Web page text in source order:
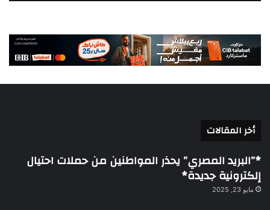
أخر المقالات
*”البريد المصري” يحذر المواطنين من حملات احتيال
إلكترونية جديدة*
مايو 23, 2025